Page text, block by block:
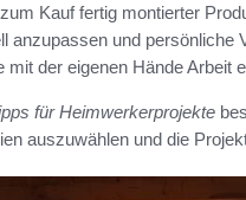
Kauf fertig montierter
anzupassen und persönliche
mit der eigenen Hände Arbeit
für Heimwerkerprojekte
auszuwählen und die